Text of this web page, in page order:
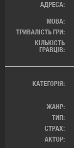
АДРЕСА:
МОВА:
ТРИВАЛІСТЬ ГРИ:
КІЛЬКІСТЬ
ГРАВЦІВ:
КАТЕГОРІЯ:
ЖАНР:
ТИП:
СТРАХ:
АКТОР: